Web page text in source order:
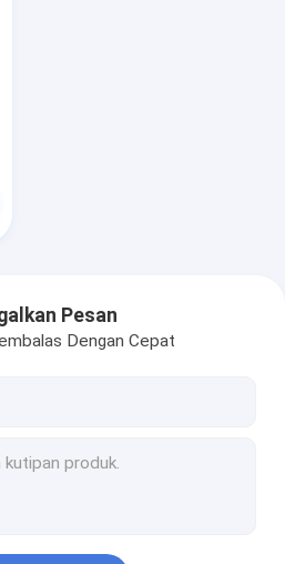
Pesan
Dengan Cepat